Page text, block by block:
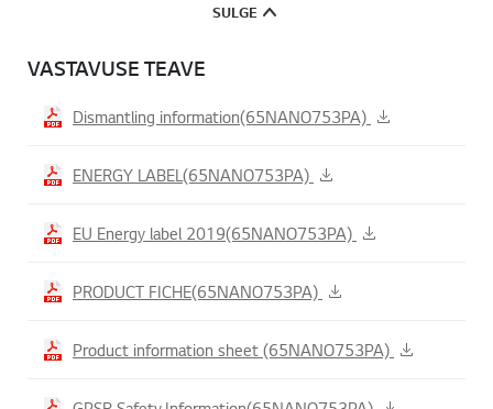
SULGE
VASTAVUSE TEAVE
Dismantling information(65NANO753PA)
ENERGY LABEL(65NANO753PA)
EU Energy label 2019(65NANO753PA)
PRODUCT FICHE(65NANO753PA)
Product information sheet (65NANO753PA)